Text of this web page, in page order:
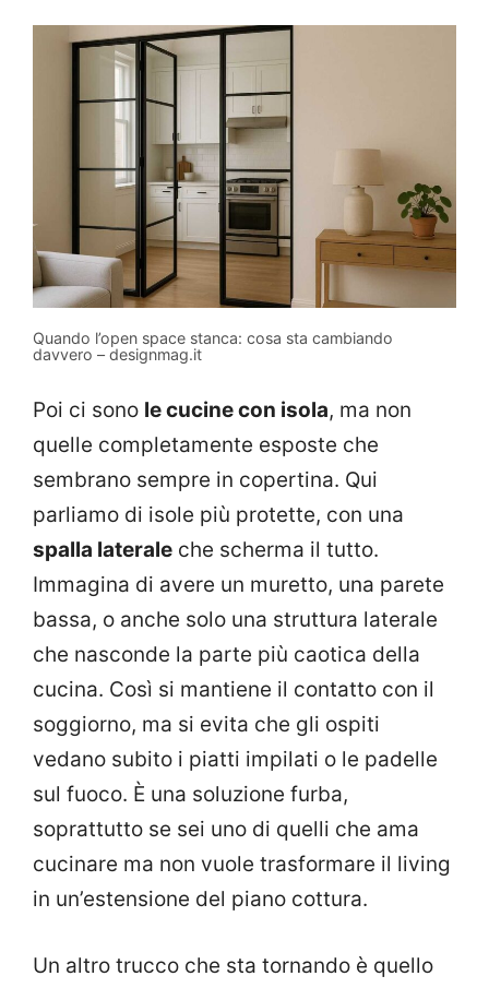
Quando l’open space stanca: cosa sta cambiando
davvero – designmag.it
Poi ci sono le cucine con isola, ma non
quelle completamente esposte che
sembrano sempre in copertina. Qui
parliamo di isole più protette, con una
spalla laterale che scherma il tutto.
Immagina di avere un muretto, una parete
bassa, o anche solo una struttura laterale
che nasconde la parte più caotica della
cucina. Così si mantiene il contatto con il
soggiorno, ma si evita che gli ospiti
vedano subito i piatti impilati o le padelle
sul fuoco. È una soluzione furba,
soprattutto se sei uno di quelli che ama
cucinare ma non vuole trasformare il living
in un’estensione del piano cottura.
Un altro trucco che sta tornando è quello